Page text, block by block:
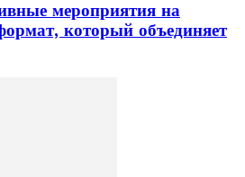
мероприятия на
который объединяет